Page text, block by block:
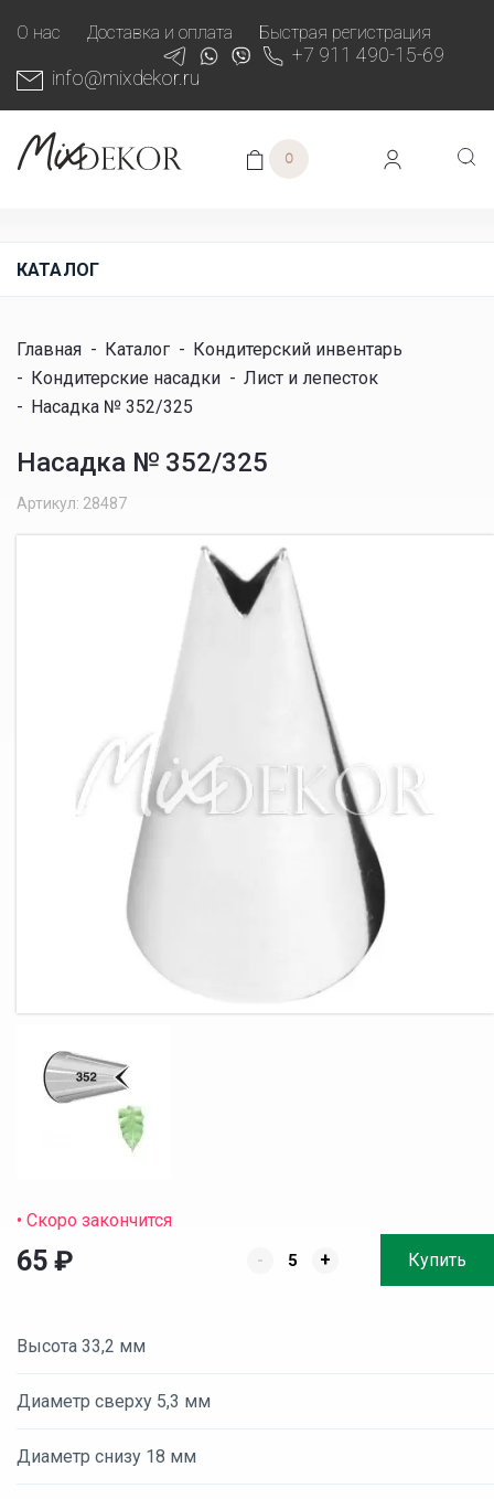
О нас Доставка и оплата Быстрая регистрация
+7 911 490-15-69
info@mixdekor.ru
0
КАТАЛОГ
Главная - Каталог - Кондитерский инвентарь
- Кондитерские насадки - Лист и лепесток
- Насадка № 352/325
Насадка № 352/325
Артикул: 28487
• Скоро закончится
65 ₽ - + Купить
Высота 33,2 мм
Диаметр сверху 5,3 мм
Диаметр снизу 18 мм